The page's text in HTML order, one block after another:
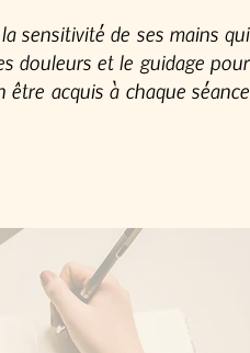
sensitivité de ses mains qui
douleurs et le guidage pour
être acquis à chaque séance